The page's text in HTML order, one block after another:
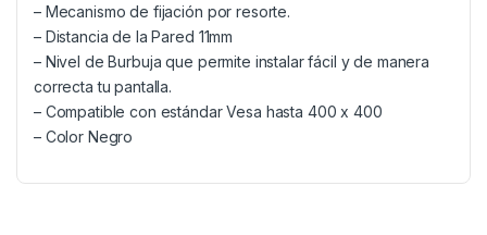
– Mecanismo de fijación por resorte.
– Distancia de la Pared 11mm
– Nivel de Burbuja que permite instalar fácil y de manera
correcta tu pantalla.
– Compatible con estándar Vesa hasta 400 x 400
– Color Negro